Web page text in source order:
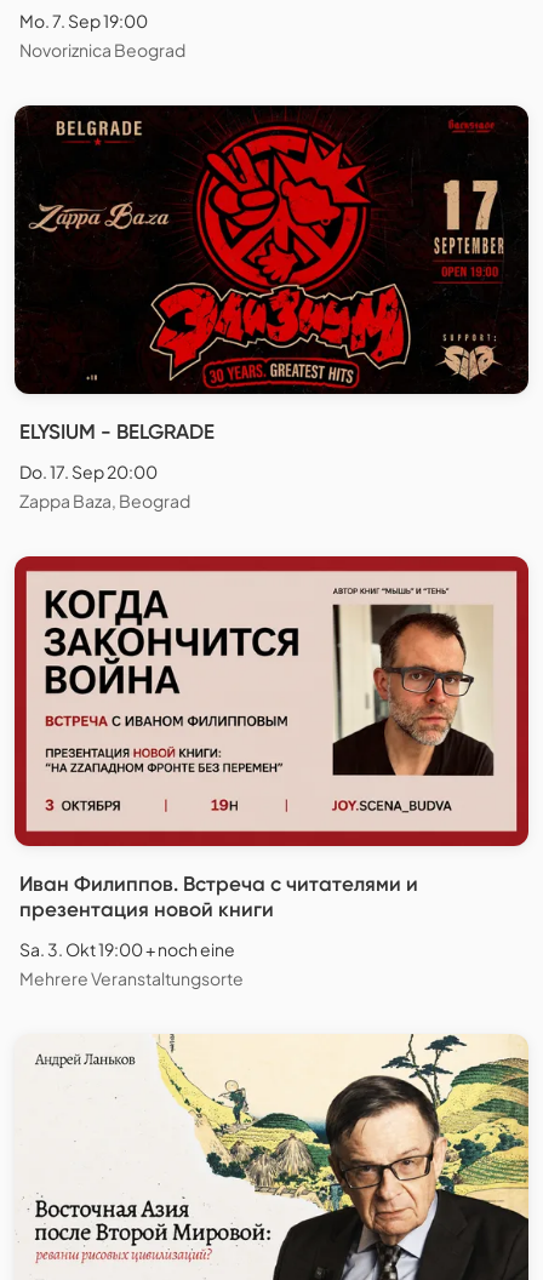
Mo. 7. Sep 19:00
Novoriznica Beograd
ELYSIUM - BELGRADE
Do. 17. Sep 20:00
Zappa Baza, Beograd
Иван Филиппов. Встреча с читателями и
презентация новой книги
Sa. 3. Okt 19:00 + noch eine
Mehrere Veranstaltungsorte